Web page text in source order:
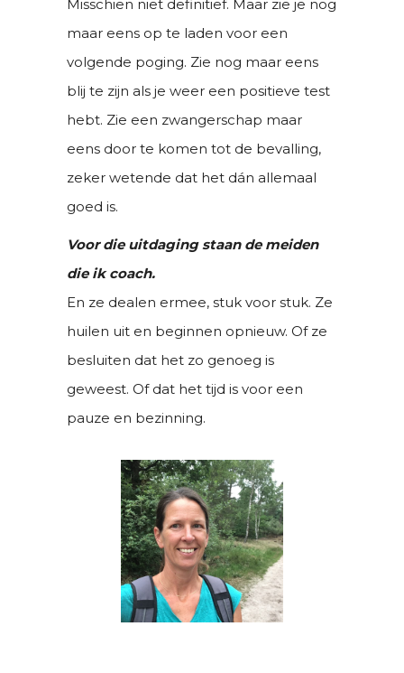
Misschien niet definitief. Maar zie je nog
maar eens op te laden voor een
volgende poging. Zie nog maar eens
blij te zijn als je weer een positieve test
hebt. Zie een zwangerschap maar
eens door te komen tot de bevalling,
zeker wetende dat het dán allemaal
goed is.
Voor die uitdaging staan de meiden
die ik coach.
En ze dealen ermee, stuk voor stuk. Ze
huilen uit en beginnen opnieuw. Of ze
besluiten dat het zo genoeg is
geweest. Of dat het tijd is voor een
pauze en bezinning.